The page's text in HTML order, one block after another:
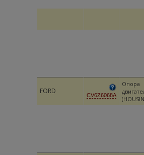
FORD CV6Z6068A
Опора